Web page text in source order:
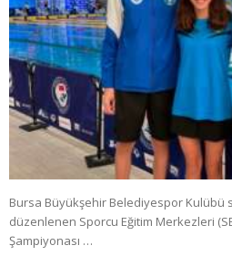
Bursa Büyükşehir Belediyespor Kulübü
düzenlenen Sporcu Eğitim Merkezleri
Şampiyonası …